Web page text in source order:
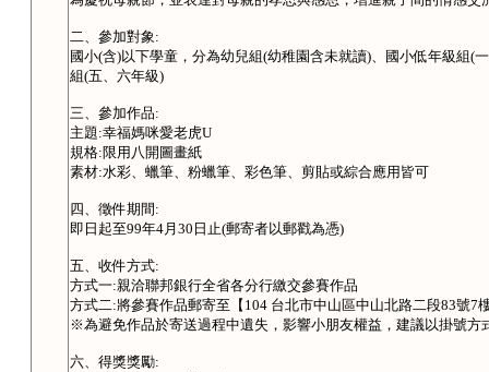
二、參加對象:
國小(含)以下學童，分為幼兒組(幼稚園含未就讀)、國小低年級組(
組(五、六年級)
三、參加作品:
主題:幸福媽咪愛老虎U
規格:限用八開圖畫紙
素材:水彩、蠟筆、粉蠟筆、彩色筆、剪貼或綜合應用皆可
四、徵件期間:
即日起至99年4月30日止(郵寄者以郵戳為憑)
五、收件方式:
方式一:親洽聯邦銀行全省各分行繳交參賽作品
方式二:將參賽作品郵寄至【104 台北市中山區中山北路二段83號7
※為避免作品於寄送過程中遺失，影響小朋友權益，建議以掛號方
六、得獎獎勵: